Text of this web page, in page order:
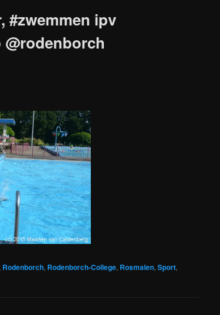
#zwemmen ipv
Rodenborch, Rodenborch-College, Rosmalen, Sport,